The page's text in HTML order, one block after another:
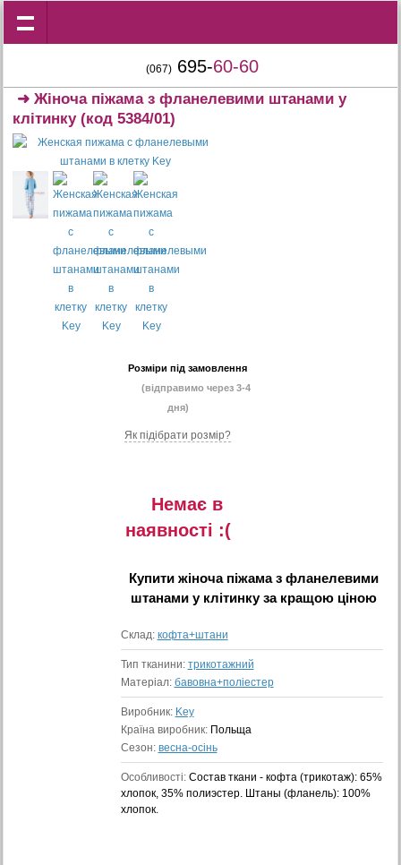
(067) 695-60-60
➜Жіноча піжама з фланелевими штанами у
клітинку(код 5384/01)
Розміри під замовлення
(відправимо через 3-4
дня)
Як підібрати розмір?
Немає в
наявностi :(
Купитижіноча піжама з фланелевими
штанами у клітинкуза кращою ціною
Склад: кофта+штани
Тип тканини: трикотажний
Матеріал: бавовна+поліестер
Виробник: Key
Країна виробник: Польща
Сезон: весна-осінь
Особливості: Состав ткани - кофта (трикотаж): 65%
хлопок, 35% полиэстер. Штаны (фланель): 100%
хлопок.